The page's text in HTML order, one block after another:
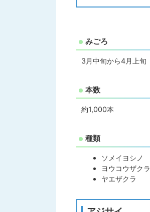
みごろ
3月中旬から4月上旬
本数
約1,000本
種類
ソメイヨシノ
ヨウコウザクラ
ヤエザクラ